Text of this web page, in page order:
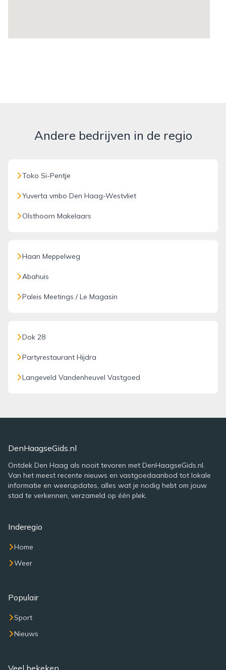
Andere bedrijven in de regio
Toko Si-Pentje
Yuverta vmbo Den Haag-Westvliet
Olsthoorn Makelaars
Haan Meppelweg
Abahuis
Paleis Meetings / Le Magasin
Dok 28
Partyrestaurant Hijdra
Langeveld Vandenheuvel Vastgoed
DenHaagseGids.nl
Ontdek Den Haag als nooit tevoren met DenHaagseGids.nl.
Van het meest recente nieuws en vastgoedaanbod tot lokale
informatie en weerupdates, alles wat je nodig hebt om jouw
stad te verkennen, verzameld op één plek.
Inderegio
Home
Weer
Populair
Sport
Nieuws
Veel bekeken